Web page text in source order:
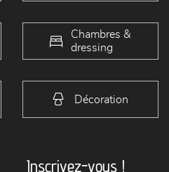
Chambres &
dressing
Décoration
Inscrivez-vous !